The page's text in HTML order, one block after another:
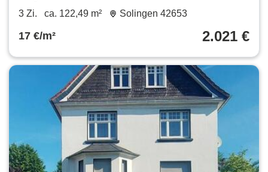
3 Zi. ca. 122,49 m² Solingen 42653
17 €/m² 2.021 €